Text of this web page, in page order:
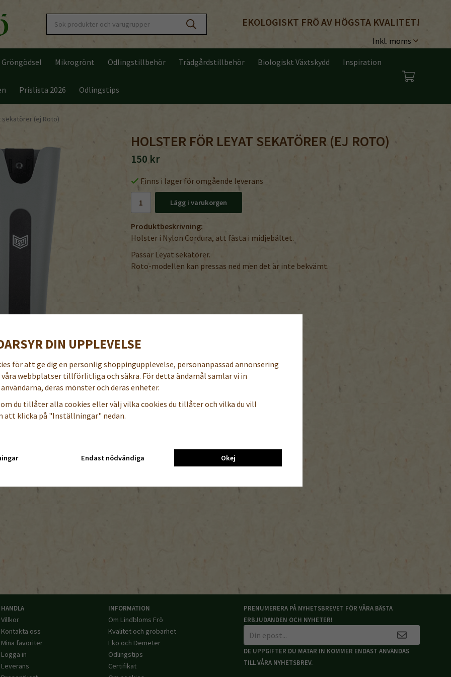
EKOLOGISKT FRÖ AV HÖGSTA KVALITET!
Gröngödsel Mikrogrönt Odlingstillbehör Trädgårdstillbehör Biologiskt Växtskydd Inspiration
Prislista 2026 Odlingstips
(ej Roto)
HOLSTER FÖR LEYAT SEKATÖRER (EJ ROTO)
150 kr
Finns i lager för omgående leverans
Lägg i varukorgen
Produktbeskrivning:
Holster i Nylon Cordura, att fästa i midjebältet.
Passar Leyat sekatörer.
Roto-modellen kan pressas ned men det är inte bekvämt.
HANDLA
Villkor
Kontakta oss
Mina favoriter
Logga in
Leverans
INFORMATION
Om Lindbloms Frö
Kvalitet och grobarhet
Eko och Demeter
Odlingstips
Certifikat
PRENUMERERA PÅ NYHETSBREVET FÖR VÅRA BÄSTA
ERBJUDANDEN OCH NYHETER!
DE UPPGIFTER DU MATAR IN KOMMER ENDAST ANVÄNDAS
TILL VÅRA NYHETSBREV.
DIN UPPLEVELSE
för att ge dig en personlig shoppingupplevelse, personanpassad annonsering
webbplatser tillförlitliga och säkra. För detta ändamål samlar vi in
deras mönster och deras enheter.
du tillåter alla cookies eller välj vilka cookies du tillåter och vilka du vill
att klicka på "Inställningar" nedan.
Endast nödvändiga Okej